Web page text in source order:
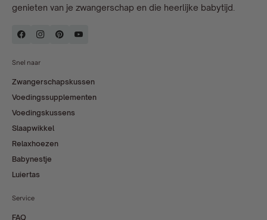
genieten van je zwangerschap en die heerlijke babytijd.
Snel naar
Zwangerschapskussen
Voedingssupplementen
Voedingskussens
Slaapwikkel
Relaxhoezen
Babynestje
Luiertas
Service
FAQ